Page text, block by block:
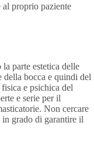
al proprio paziente
parte estetica delle
della bocca e quindi del
e psichica del
e serie per il
Non cercare
grado di garantire il